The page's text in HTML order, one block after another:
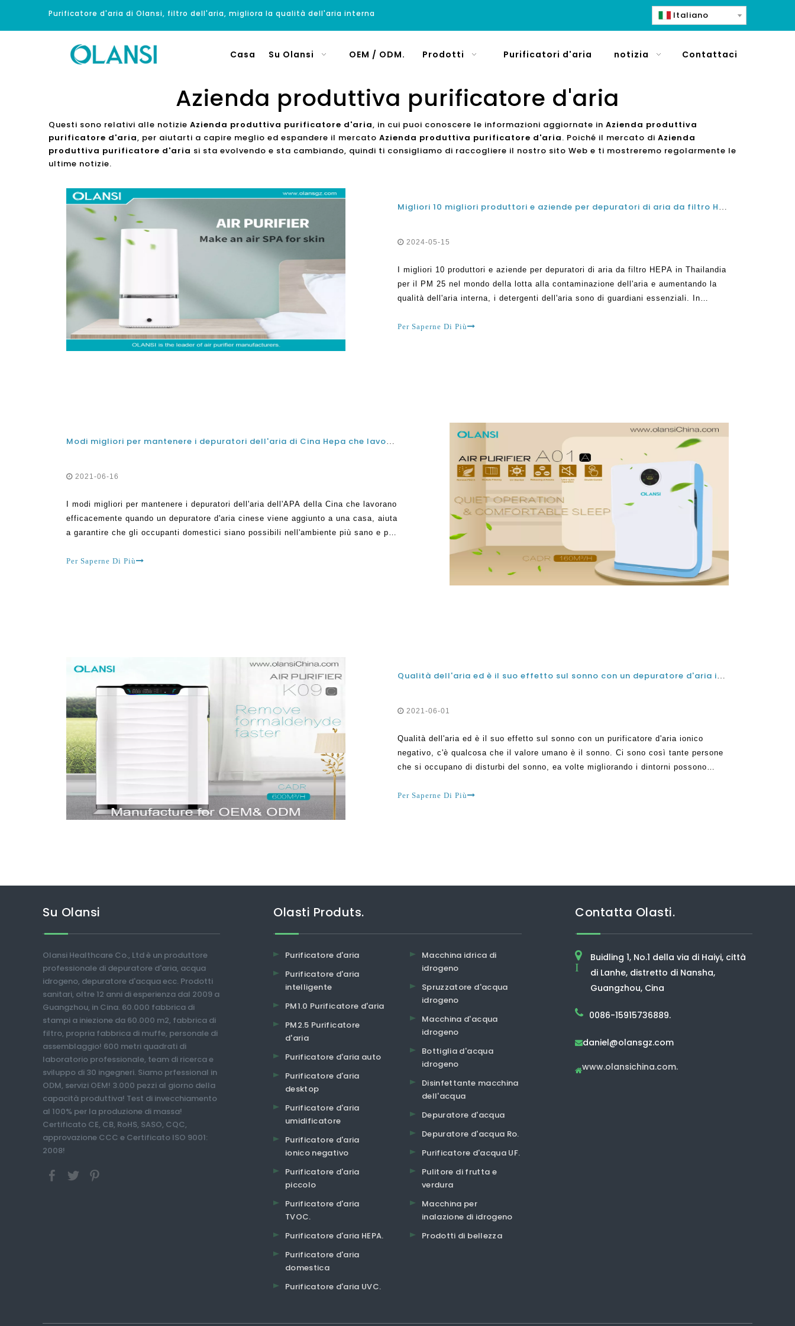
Purificatore d'aria di Olansi, filtro dell'aria, migliora la qualità dell'aria interna Italiano
Casa Su Olansi OEM / ODM. Prodotti Purificatori d'aria notizia Contattaci
Azienda produttiva purificatore d'aria
Questi sono relativi alle notizie Azienda produttiva purificatore d'aria, in cui puoi conoscere le informazioni aggiornate in Azienda produttiva
purificatore d'aria, per aiutarti a capire meglio ed espandere il mercato Azienda produttiva purificatore d'aria. Poiché il mercato di Azienda
produttiva purificatore d'aria si sta evolvendo e sta cambiando, quindi ti consigliamo di raccogliere il nostro sito Web e ti mostreremo regolarmente le
ultime notizie.
Migliori 10 migliori produttori e aziende per depuratori di aria da filtro HEPA in Thailandia per PM 25
2024-05-15
I migliori 10 produttori e aziende per depuratori di aria da filtro HEPA in Thailandia
per il PM 25 nel mondo della lotta alla contaminazione dell'aria e aumentando la
qualità dell'aria interna, i detergenti dell'aria sono di guardiani essenziali. In
premium,
Per Saperne Di Più
Modi migliori per mantenere i depuratori dell'aria di Cina Hepa che lavorano efficacemente
2021-06-16
I modi migliori per mantenere i depuratori dell'aria dell'APA della Cina che lavorano
efficacemente quando un depuratore d'aria cinese viene aggiunto a una casa, aiuta
a garantire che gli occupanti domestici siano possibili nell'ambiente più sano e più
eliminato
Per Saperne Di Più
Qualità dell'aria ed è il suo effetto sul sonno con un depuratore d'aria ionico negativo
2021-06-01
Qualità dell'aria ed è il suo effetto sul sonno con un purificatore d'aria ionico
negativo, c'è qualcosa che il valore umano è il sonno. Ci sono così tante persone
che si occupano di disturbi del sonno, ea volte migliorando i dintorni possono
Per Saperne Di Più
Su Olansi
Olansi Healthcare Co., Ltd è un produttore
professionale di depuratore d'aria, acqua
idrogeno, depuratore d'acqua ecc. Prodotti
sanitari, oltre 12 anni di esperienza dal 2009 a
Guangzhou, in Cina. 60.000 fabbrica di
stampi a iniezione da 60.000 m2, fabbrica di
filtro, propria fabbrica di muffe, personale di
assemblaggio! 600 metri quadrati di
laboratorio professionale, team di ricerca e
sviluppo di 30 ingegneri. Siamo prfessional in
ODM, servizi OEM! 3.000 pezzi al giorno della
capacità produttiva! Test di invecchiamento
al 100% per la produzione di massa!
Certificato CE, CB, RoHS, SASO, CQC,
approvazione CCC e Certificato ISO 9001:
2008!
Olasti Produts.
Purificatore d'aria
Purificatore d'aria
intelligente
PM1.0 Purificatore d'aria
PM2.5 Purificatore
d'aria
Purificatore d'aria auto
Purificatore d'aria
desktop
Purificatore d'aria
umidificatore
Purificatore d'aria
ionico negativo
Purificatore d'aria
piccolo
Purificatore d'aria
TVOC.
Purificatore d'aria HEPA.
Purificatore d'aria
domestica
Purificatore d'aria UVC.
Macchina idrica di
idrogeno
Spruzzatore d'acqua
idrogeno
Macchina d'acqua
idrogeno
Bottiglia d'acqua
idrogeno
Disinfettante macchina
dell'acqua
Depuratore d'acqua
Depuratore d'acqua Ro.
Purificatore d'acqua UF.
Pulitore di frutta e
verdura
Macchina per
inalazione di idrogeno
Prodotti di bellezza
Contatta Olasti.
I
Buidling 1, No.1 della via di Haiyi, città
di Lanhe, distretto di Nansha,
Guangzhou, Cina
0086-15915736889.
daniel@olansgz.com
www.olansichina.com.